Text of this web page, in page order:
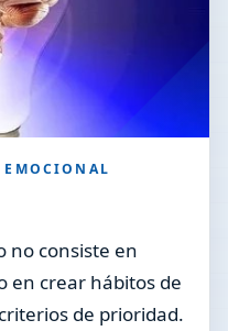
no consiste en
en crear hábitos de
de prioridad.